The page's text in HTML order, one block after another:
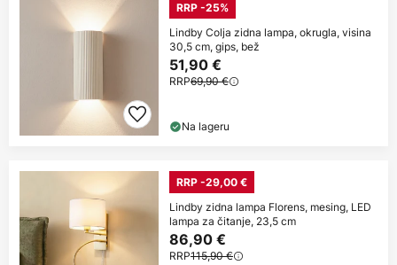
RRP -25%
Lindby Colja zidna lampa, okrugla, visina
30,5 cm, gips, bež
51,90 €
RRP69,90 €
Na lageru
RRP -29,00 €
Lindby zidna lampa Florens, mesing, LED
lampa za čitanje, 23,5 cm
86,90 €
RRP115,90 €